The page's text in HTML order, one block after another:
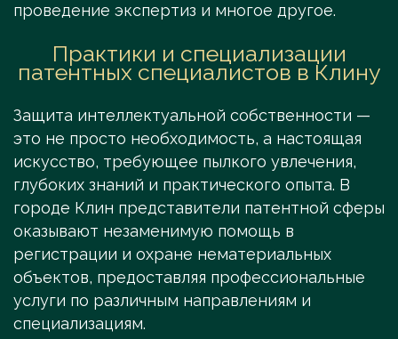
проведение экспертиз и многое другое.
Практики и специализации
патентных специалистов в Клину
Защита интеллектуальной собственности —
это не просто необходимость, а настоящая
искусство, требующее пылкого увлечения,
глубоких знаний и практического опыта. В
городе Клин представители патентной сферы
оказывают незаменимую помощь в
регистрации и охране нематериальных
объектов, предоставляя профессиональные
услуги по различным направлениям и
специализациям.